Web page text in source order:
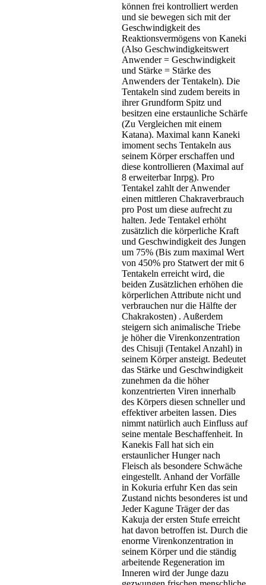
können frei kontrolliert werden
und sie bewegen sich mit der
Geschwindigkeit des
Reaktionsvermögens von Kaneki
(Also Geschwindigkeitswert
Anwender = Geschwindigkeit
und Stärke = Stärke des
Anwenders der Tentakeln). Die
Tentakeln sind zudem bereits in
ihrer Grundform Spitz und
besitzen eine erstaunliche Schärfe
(Zu Vergleichen mit einem
Katana). Maximal kann Kaneki
imoment sechs Tentakeln aus
seinem Körper erschaffen und
diese kontrollieren (Maximal auf
8 erweiterbar Inrpg). Pro
Tentakel zahlt der Anwender
einen mittleren Chakraverbrauch
pro Post um diese aufrecht zu
halten. Jede Tentakel erhöht
zusätzlich die körperliche Kraft
und Geschwindigkeit des Jungen
um 75% (Bis zum maximal Wert
von 450% pro Statwert der mit 6
Tentakeln erreicht wird, die
beiden Zusätzlichen erhöhen die
körperlichen Attribute nicht und
verbrauchen nur die Hälfte der
Chakrakosten) . Außerdem
steigern sich animalische Triebe
je höher die Virenkonzentration
des Chisuji (Tentakel Anzahl) in
seinem Körper ansteigt. Bedeutet
das Stärke und Geschwindigkeit
zunehmen da die höher
konzentrierten Viren innerhalb
des Körpers diesen schneller und
effektiver arbeiten lassen. Dies
nimmt natürlich auch Einfluss auf
seine mentale Beschaffenheit. In
Kanekis Fall hat sich ein
erstaunlicher Hunger nach
Fleisch als besondere Schwäche
eingestellt. Anhand der Vorfälle
in Kokuria erfuhr Ken das sein
Zustand nichts besonderes ist und
Jeder Kagune Träger der das
Kakuja der ersten Stufe erreicht
hat davon betroffen ist. Durch die
enorme Virenkonzentration in
seinem Körper und die ständig
arbeitende Regeneration im
Inneren wird der Junge dazu